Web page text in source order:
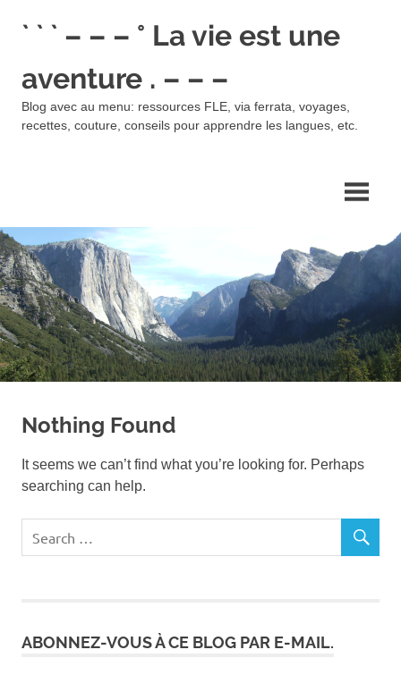
` ` ` – – – ° La vie est une
aventure . – – –
Blog avec au menu: ressources FLE, via ferrata, voyages,
recettes, couture, conseils pour apprendre les langues, etc.
Nothing Found
It seems we can’t find what you’re looking for. Perhaps
searching can help.
ABONNEZ-VOUS À CE BLOG PAR E-MAIL.